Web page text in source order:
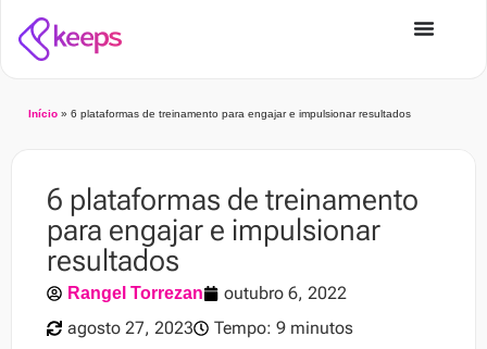
Início » 6 plataformas de treinamento para engajar e impulsionar resultados
6 plataformas de treinamento
para engajar e impulsionar
resultados
Rangel Torrezan
outubro 6, 2022
agosto 27, 2023
Tempo: 9 minutos